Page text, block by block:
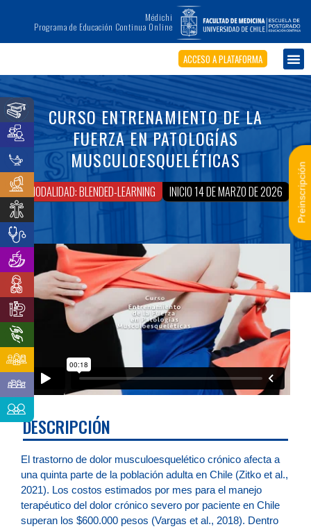
Médichi
Programa de Educación Continua Online
ACCESO A PLATAFORMA
CURSO ENTRENAMIENTO DE LA
FUERZA EN PATOLOGÍAS
MUSCULOESQUELÉTICAS
MODALIDAD: BLENDED-LEARNING INICIO 14 DE MARZO DE 2026
DESCRIPCIÓN
El trastorno de dolor musculoesquelético crónico afecta a
una quinta parte de la población adulta en Chile (Zitko et al.,
2021). Los costos estimados por mes para el manejo
terapéutico del dolor crónico severo por paciente en Chile
superan los $600.000 pesos (Vargas et al., 2018). Dentro
Preinscripción